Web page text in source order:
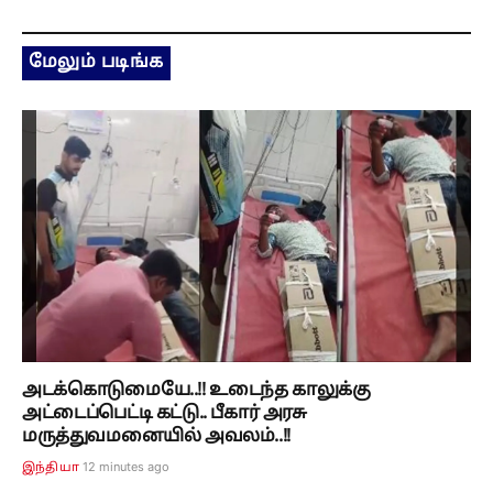
மேலும் படிங்க
அடக்கொடுமையே..!! உடைந்த காலுக்கு
அட்டைப்பெட்டி கட்டு.. பீகார் அரசு
மருத்துவமனையில் அவலம்..!!
இந்தியா 12 minutes ago